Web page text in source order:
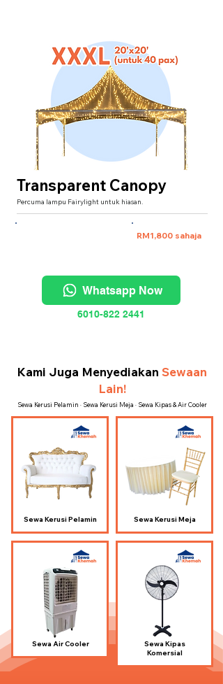
Transparent Canopy
Percuma lampu Fairylight untuk hiasan.
RM1,800 sahaja
Whatsapp Now
6010-822 2441
Kami Juga Menyediakan Sewaan
Lain!
Sewa Kerusi Pelamin · Sewa Kerusi Meja · Sewa Kipas & Air Cooler
Sewa Kerusi Pelamin
Sewa Air Cooler
Sewa Kerusi Meja
Sewa Kipas
Komersial